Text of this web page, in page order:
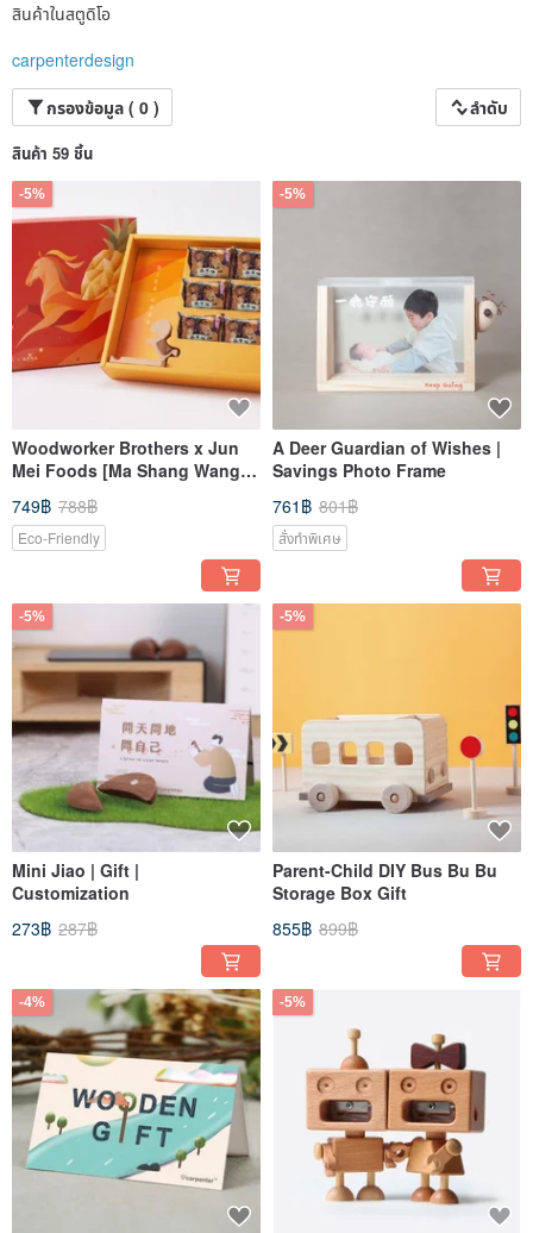
สินค้าในสตูดิโอ
carpenterdesign
กรองข้อมูล ( 0 )
ลำดับ
สินค้า 59 ชิ้น
-5%
Woodworker Brothers x Jun
Mei Foods [Ma Shang Wang
Wang Lai Pineapple Cake Gift
Box]
749฿ 788฿
Eco-Friendly
-5%
A Deer Guardian of Wishes |
Savings Photo Frame
761฿ 801฿
สั่งทำพิเศษ
-5%
Mini Jiao | Gift |
Customization
273฿ 287฿
-5%
Parent-Child DIY Bus Bu Bu
Storage Box Gift
855฿ 899฿
-4% -5%